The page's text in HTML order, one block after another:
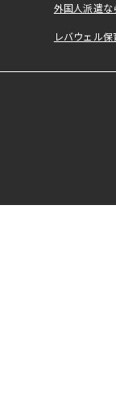
外国人派遣な
レバウェル